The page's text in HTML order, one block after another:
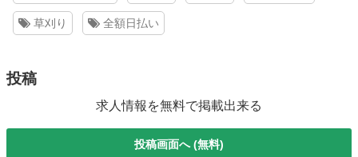
草刈り 全額日払い
投稿
求人情報を無料で掲載出来る
投稿画面へ (無料)